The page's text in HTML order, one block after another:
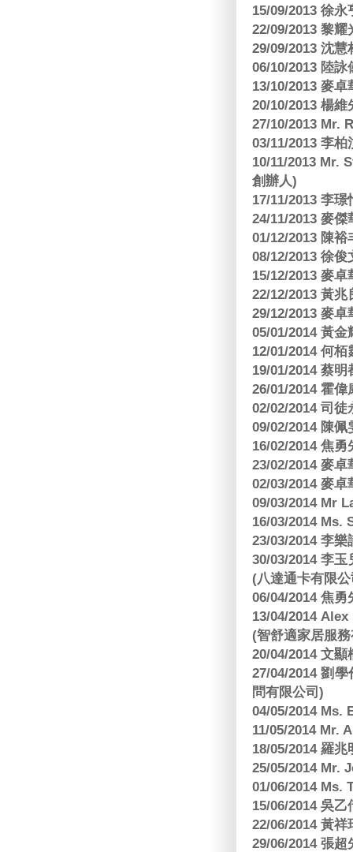
15/09/2013 徐
22/09/2013 黎
29/09/2013 沈
06/10/2013 陸
13/10/2013 麥
20/10/2013 楊
27/10/2013 Mr.
03/11/2013 李
10/11/2013 Mr.
創辦人)
17/11/2013 李
24/11/2013 麥
01/12/2013 陳
08/12/2013 徐
15/12/2013 麥
22/12/2013 黃
29/12/2013 麥
05/01/2014 黃
12/01/2014 何
19/01/2014 蔡
26/01/2014 霍
02/02/2014 司
09/02/2014 陳
16/02/2014 焦
23/02/2014 麥
02/03/2014 麥
09/03/2014 Mr
16/03/2014 Ms.
23/03/2014 李
30/03/2014 李
(八達通卡有限
06/04/2014 焦
13/04/2014
(智舒適家居服
20/04/2014 文
27/04/2014 劉
問有限公司)
04/05/2014 Ms.
11/05/2014 Mr.
18/05/2014 羅
25/05/2014 Mr.
01/06/2014 Ms.
15/06/2014 吳
22/06/2014 黃
29/06/2014 張